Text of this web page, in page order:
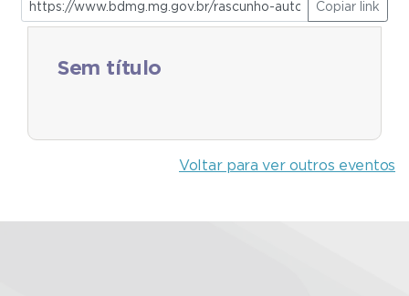
Copiar link
Sem título
Voltar para ver outros eventos